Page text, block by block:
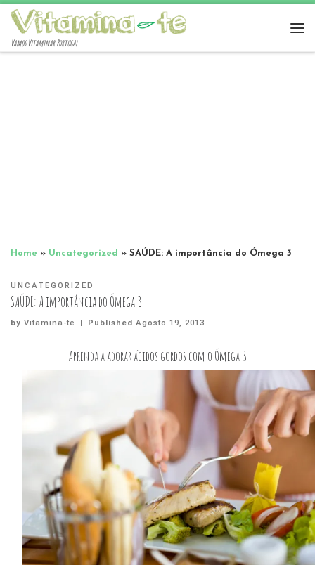
Vamos Vitaminar Portugal
Home » Uncategorized » SAÚDE: A importância do Ómega 3
UNCATEGORIZED
SAÚDE: A importância do Ómega 3
by Vitamina-te | PublishedAgosto 19, 2013
Aprenda a adorar ácidos gordos com o Ómega 3